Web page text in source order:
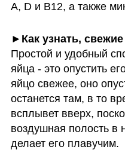
A, D и B12, а также
►Как узнать,
Простой и удобный
яйца - это опустить
яйцо свежее, оно
останется там, в то
всплывет вверх,
воздушная полость в
делает его плавучим.